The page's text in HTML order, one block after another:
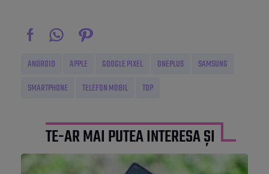
ANDROID APPLE GOOGLE PIXEL ONEPLUS
SAMSUNG
SMARTPHONE
TELEFON MOBIL TOP
TE-AR MAI PUTEA INTERESA ȘI